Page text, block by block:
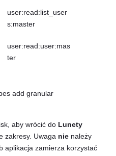
user:read:list_user
s:master
user:read:user:mas
ter
aby wrócić do Lunety
zakresy. Uwaga nie należy
aplikacja zamierza korzystać